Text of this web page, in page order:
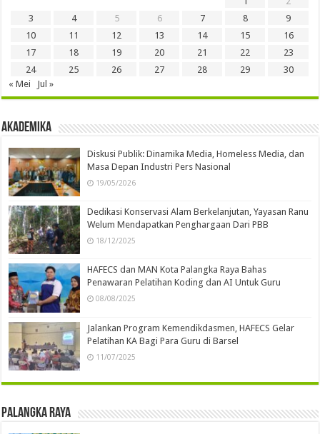
3
4 5 6 7 8
9
10
11 12 13 14 15
16
17
18 19 20 21 22
23
24
25 26 27 28 29
30
« Mei
Jul »
Akademika
Diskusi Publik: Dinamika Media, Homeless Media, dan
Masa Depan Industri Pers Nasional
19/05/2026
Dedikasi Konservasi Alam Berkelanjutan, Yayasan Ranu
Welum Mendapatkan Penghargaan Dari PBB
18/12/2025
HAFECS dan MAN Kota Palangka Raya Bahas
Penawaran Pelatihan Koding dan AI Untuk Guru
08/08/2025
Jalankan Program Kemendikdasmen, HAFECS Gelar
Pelatihan KA Bagi Para Guru di Barsel
11/07/2025
Palangka Raya